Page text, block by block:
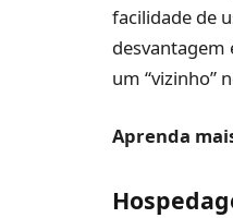
facilidade de
desvantagem
um “vizinho”
Aprenda